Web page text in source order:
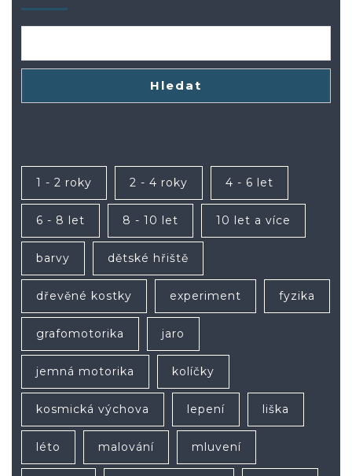
Hledat
1 - 2 roky 2 - 4 roky 4 - 6 let
6 - 8 let 8 - 10 let 10 let a více
barvy dětské hřiště
dřevěné kostky experiment fyzika
grafomotorika jaro
jemná motorika kolíčky
kosmická výchova lepení liška
léto malování mluvení